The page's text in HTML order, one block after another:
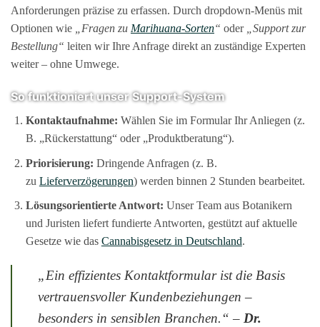
Anforderungen präzise zu erfassen. Durch dropdown-Menüs mit
Optionen wie „Fragen zu Marihuana-Sorten“ oder „Support zur
Bestellung“ leiten wir Ihre Anfrage direkt an zuständige Experten
weiter – ohne Umwege.
So funktioniert unser Support-System
Kontaktaufnahme: Wählen Sie im Formular Ihr Anliegen (z.
B. „Rückerstattung“ oder „Produktberatung“).
Priorisierung: Dringende Anfragen (z. B.
zu Lieferverzögerungen) werden binnen 2 Stunden bearbeitet.
Lösungsorientierte Antwort: Unser Team aus Botanikern
und Juristen liefert fundierte Antworten, gestützt auf aktuelle
Gesetze wie das Cannabisgesetz in Deutschland.
„Ein effizientes Kontaktformular ist die Basis
vertrauensvoller Kundenbeziehungen –
besonders in sensiblen Branchen.“ – Dr.